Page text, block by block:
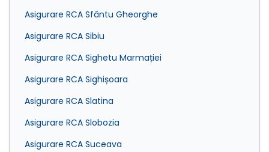
Asigurare RCA Sfântu Gheorghe
Asigurare RCA Sibiu
Asigurare RCA Sighetu Marmației
Asigurare RCA Sighișoara
Asigurare RCA Slatina
Asigurare RCA Slobozia
Asigurare RCA Suceava